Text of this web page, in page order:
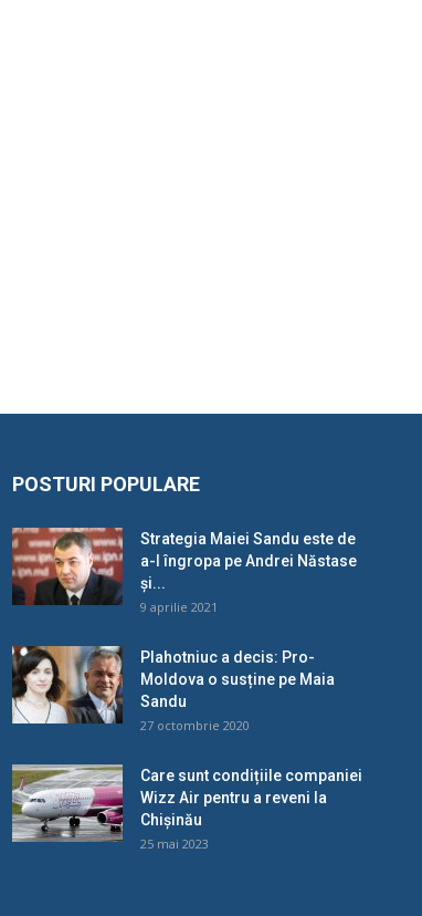
POSTURI POPULARE
Strategia Maiei Sandu este de
a-l îngropa pe Andrei Năstase
și...
9 aprilie 2021
Plahotniuc a decis: Pro-
Moldova o susține pe Maia
Sandu
27 octombrie 2020
Care sunt condițiile companiei
Wizz Air pentru a reveni la
Chișinău
25 mai 2023